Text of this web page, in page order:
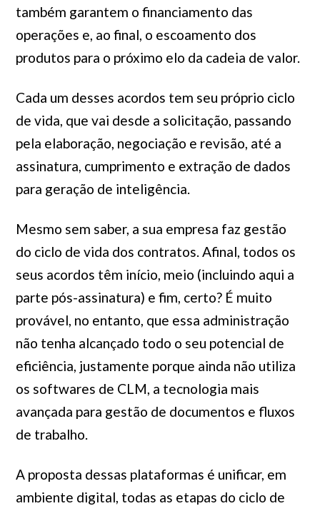
também garantem o financiamento das
operações e, ao final, o escoamento dos
produtos para o próximo elo da cadeia de valor.
Cada um desses acordos tem seu próprio ciclo
de vida, que vai desde a solicitação, passando
pela elaboração, negociação e revisão, até a
assinatura, cumprimento e extração de dados
para geração de inteligência.
Mesmo sem saber, a sua empresa faz gestão
do ciclo de vida dos contratos. Afinal, todos os
seus acordos têm início, meio (incluindo aqui a
parte pós-assinatura) e fim, certo? É muito
provável, no entanto, que essa administração
não tenha alcançado todo o seu potencial de
eficiência, justamente porque ainda não utiliza
os softwares de CLM, a tecnologia mais
avançada para gestão de documentos e fluxos
de trabalho.
A proposta dessas plataformas é unificar, em
ambiente digital, todas as etapas do ciclo de